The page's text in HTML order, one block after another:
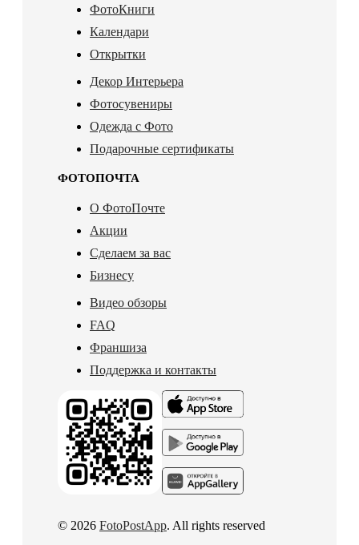
ФотоКниги
Календари
Открытки
Декор Интерьера
Фотосувениры
Одежда с Фото
Подарочные сертификаты
ФОТОПОЧТА
О ФотоПочте
Акции
Сделаем за вас
Бизнесу
Видео обзоры
FAQ
Франшиза
Поддержка и контакты
© 2026 FotoPostApp. All rights reserved